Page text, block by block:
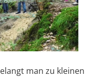
man zu kleinen